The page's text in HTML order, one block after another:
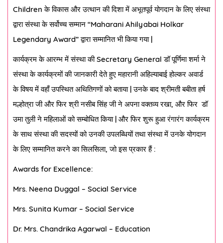
Childrenके विकास और उत्थान की दिशा में अभूतपूर्व योगदान के लिए संस्था
द्वारा संस्था के सर्वोच्च सम्मान “Maharani Ahilyabai Holkar
Legendary Award”द्वारा सम्मानित भी किया गया|
कार्यक्रम के आरम्भ में संस्था कीSecretary Generalडॉ पूर्णिमा शर्मा ने
संस्था के कार्यक्रमों की जानकारी देते हुए महारानी अहिल्याबाई होल्कर अवार्ड
के विषय में वहाँ उपस्थित अथितिगणों को बताया|उनके बाद श्रीमती बबीता हर्ष
मल्होत्रा जी और फिर श्री नसीब सिंह जी ने अपना वक्तव्य रखा, और फिर डॉ
उमा तुली ने महिलाओं को सम्बोधित किया| और फिर शुरू हुआ रंगारंग कार्यक्रम
के साथ संस्था की सदस्यों को उनकी उपलब्धियों तथा संस्था में उनके योगदान
के लिए सम्मानित करने का सिलसिला,जो इस प्रकार हैं:
Awards for Excellence:
Mrs. Neena Duggal – Social Service
Mrs. Sunita Kumar – Social Service
Dr. Mrs. Chandrika Agarwal – Education